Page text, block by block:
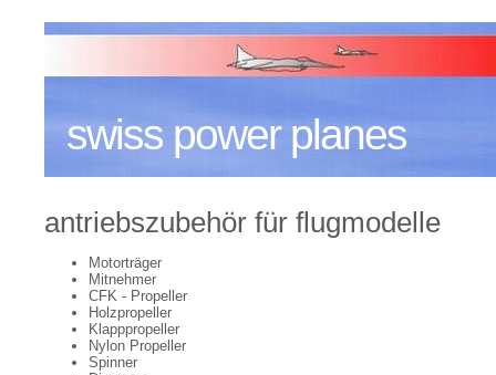
swiss power planes
antriebszubehör für flugmodelle
Motorträger
Mitnehmer
CFK - Propeller
Holzpropeller
Klapppropeller
Nylon Propeller
Spinner